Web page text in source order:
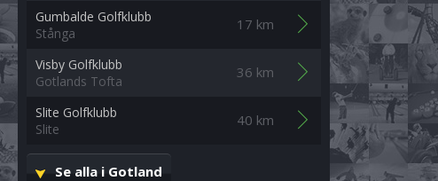
Gumbalde Golfklubb
Stånga
17 km
Visby Golfklubb
Gotlands Tofta
36 km
Slite Golfklubb
Slite
40 km
Se alla i Gotland